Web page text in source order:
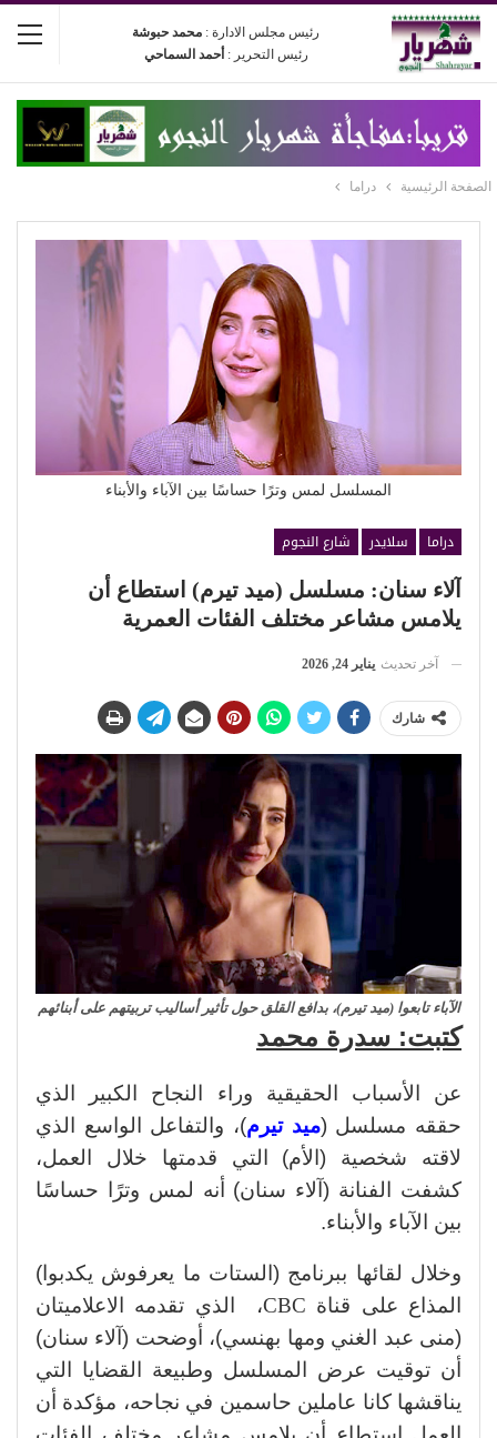
رئيس مجلس الادارة : محمد حبوشة
رئيس التحرير : أحمد السماحي
الصفحة الرئيسية دراما
المسلسل لمس وترًا حساسًا بين الآباء والأبناء
دراما سلايدر
شارع النجوم
آلاء سنان: مسلسل (ميد تيرم) استطاع أن
يلامس مشاعر مختلف الفئات العمرية
آخر تحديث يناير 24, 2026
شارك
الآباء تابعوا (ميد تيرم)، بدافع القلق حول تأثير أساليب تربيتهم على أبنائهم
كتبت: سدرة محمد
عن الأسباب الحقيقية وراء النجاح الكبير الذي
حققه مسلسل (ميد تيرم)، والتفاعل الواسع الذي
لاقته شخصية (الأم) التي قدمتها خلال العمل،
كشفت الفنانة (آلاء سنان) أنه لمس وترًا حساسًا
بين الآباء والأبناء.
وخلال لقائها ببرنامج (الستات ما يعرفوش يكدبوا)
المذاع على قناة CBC،
الذي تقدمه الاعلاميتان
(منى عبد الغني ومها بهنسي)، أوضحت (آلاء سنان)
أن توقيت عرض المسلسل وطبيعة القضايا التي
يناقشها كانا عاملين حاسمين في نجاحه، مؤكدة أن